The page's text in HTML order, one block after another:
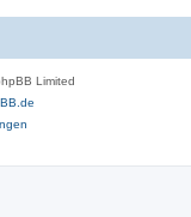
Limited